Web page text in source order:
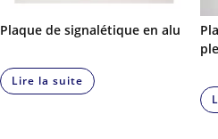
Plaque de signalétique en alu
Lire la suite